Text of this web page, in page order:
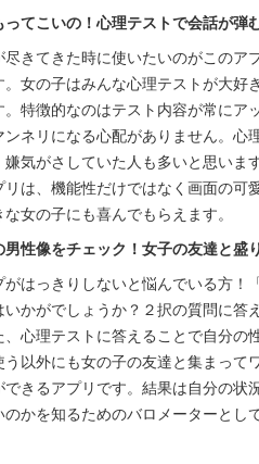
てこいの！心理テストで会話が弾
きてきた時に使いたいのがこのア
。女の子はみんな心理テストが大
特徴的なのはテスト内容が常にア
ネリになる心配がありません。心
気がさしていた人も多いと思いま
は、機能性だけではなく画面の可
女の子にも喜んでもらえます。
性像をチェック！女子の友達と盛
はっきりしないと悩んでいる方！
かがでしょうか？２択の質問に答
心理テストに答えることで自分の
以外にも女の子の友達と集まって
きるアプリです。結果は自分の状
かを知るためのバロメーターとし